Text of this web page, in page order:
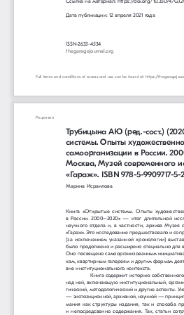
ISSN-2633-4534
thegaragejournal.org
Дата публикации: 12 апреля 2021 года
Full terms and conditions of access and use can be found at: https://
Трубицына AЮ (ред.-сост.)
системы. Опыты
самоорганизации в России.
Москва, Музей современного
«Гараж». ISBN 978-5-9909717-5-2
Марина Исраилова
Книга  «Открытые  системы.  Опыты
в России .  2000–2020»  —  итог  длительной
научного  отдела и,  в частности,  архива  Музея
«Гараж». Это исследование предшествовало и
(за  исключением  указанной  хронологии)
было продолжено и расширено специально для
Оно посвящено самоорганизованным
кам, квартирным галереям и другим формам
вне институционального контекста.
Книга содержит историю
над ней, включающую институциональный,
гический, методологический и другие аспекты.
— экспозиционной, архивной, научной —
мания как структуры  издания,  так и способа
и непосредсвенно  содержания.  Так,  статьи
Рецензия